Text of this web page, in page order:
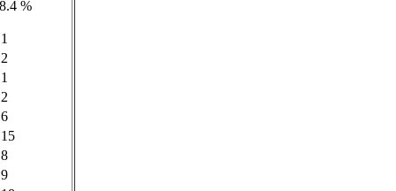
%
1
2
1
2
6
15
8
9